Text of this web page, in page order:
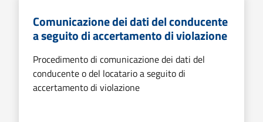
Comunicazione dei dati del conducente
a seguito di accertamento di violazione
Procedimento di comunicazione dei dati del
conducente o del locatario a seguito di
accertamento di violazione